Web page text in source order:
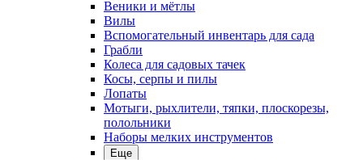
Веники и мётлы
Вилы
Вспомогательный инвентарь для сада
Грабли
Колеса для садовых тачек
Косы, серпы и пилы
Лопаты
Мотыги, рыхлители, тяпки, плоскорезы,
полольники
Наборы мелких инструментов
Еще